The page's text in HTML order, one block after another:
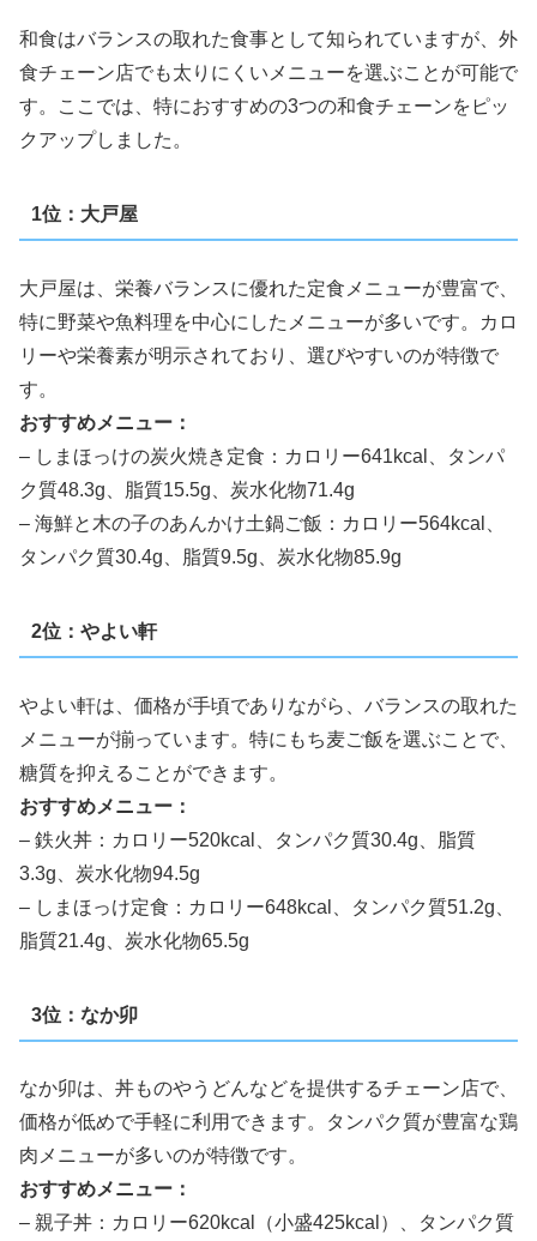
和食はバランスの取れた食事として知られていますが、外
食チェーン店でも太りにくいメニューを選ぶことが可能で
す。ここでは、特におすすめの3つの和食チェーンをピッ
クアップしました。
1位：大戸屋
大戸屋は、栄養バランスに優れた定食メニューが豊富で、
特に野菜や魚料理を中心にしたメニューが多いです。カロ
リーや栄養素が明示されており、選びやすいのが特徴で
す。
おすすめメニュー：
– しまほっけの炭火焼き定食：カロリー641kcal、タンパ
ク質48.3g、脂質15.5g、炭水化物71.4g
– 海鮮と木の子のあんかけ土鍋ご飯：カロリー564kcal、
タンパク質30.4g、脂質9.5g、炭水化物85.9g
2位：やよい軒
やよい軒は、価格が手頃でありながら、バランスの取れた
メニューが揃っています。特にもち麦ご飯を選ぶことで、
糖質を抑えることができます。
おすすめメニュー：
– 鉄火丼：カロリー520kcal、タンパク質30.4g、脂質
3.3g、炭水化物94.5g
– しまほっけ定食：カロリー648kcal、タンパク質51.2g、
脂質21.4g、炭水化物65.5g
3位：なか卯
なか卯は、丼ものやうどんなどを提供するチェーン店で、
価格が低めで手軽に利用できます。タンパク質が豊富な鶏
肉メニューが多いのが特徴です。
おすすめメニュー：
– 親子丼：カロリー620kcal（小盛425kcal）、タンパク質